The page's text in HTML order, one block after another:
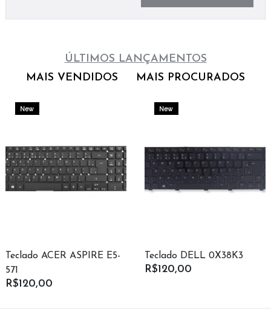
ÚLTIMOS LANÇAMENTOS
MAIS VENDIDOS
MAIS PROCURADOS
New
Teclado ACER ASPIRE E5-
571
R$120,00
New
Teclado DELL 0X38K3
R$120,00